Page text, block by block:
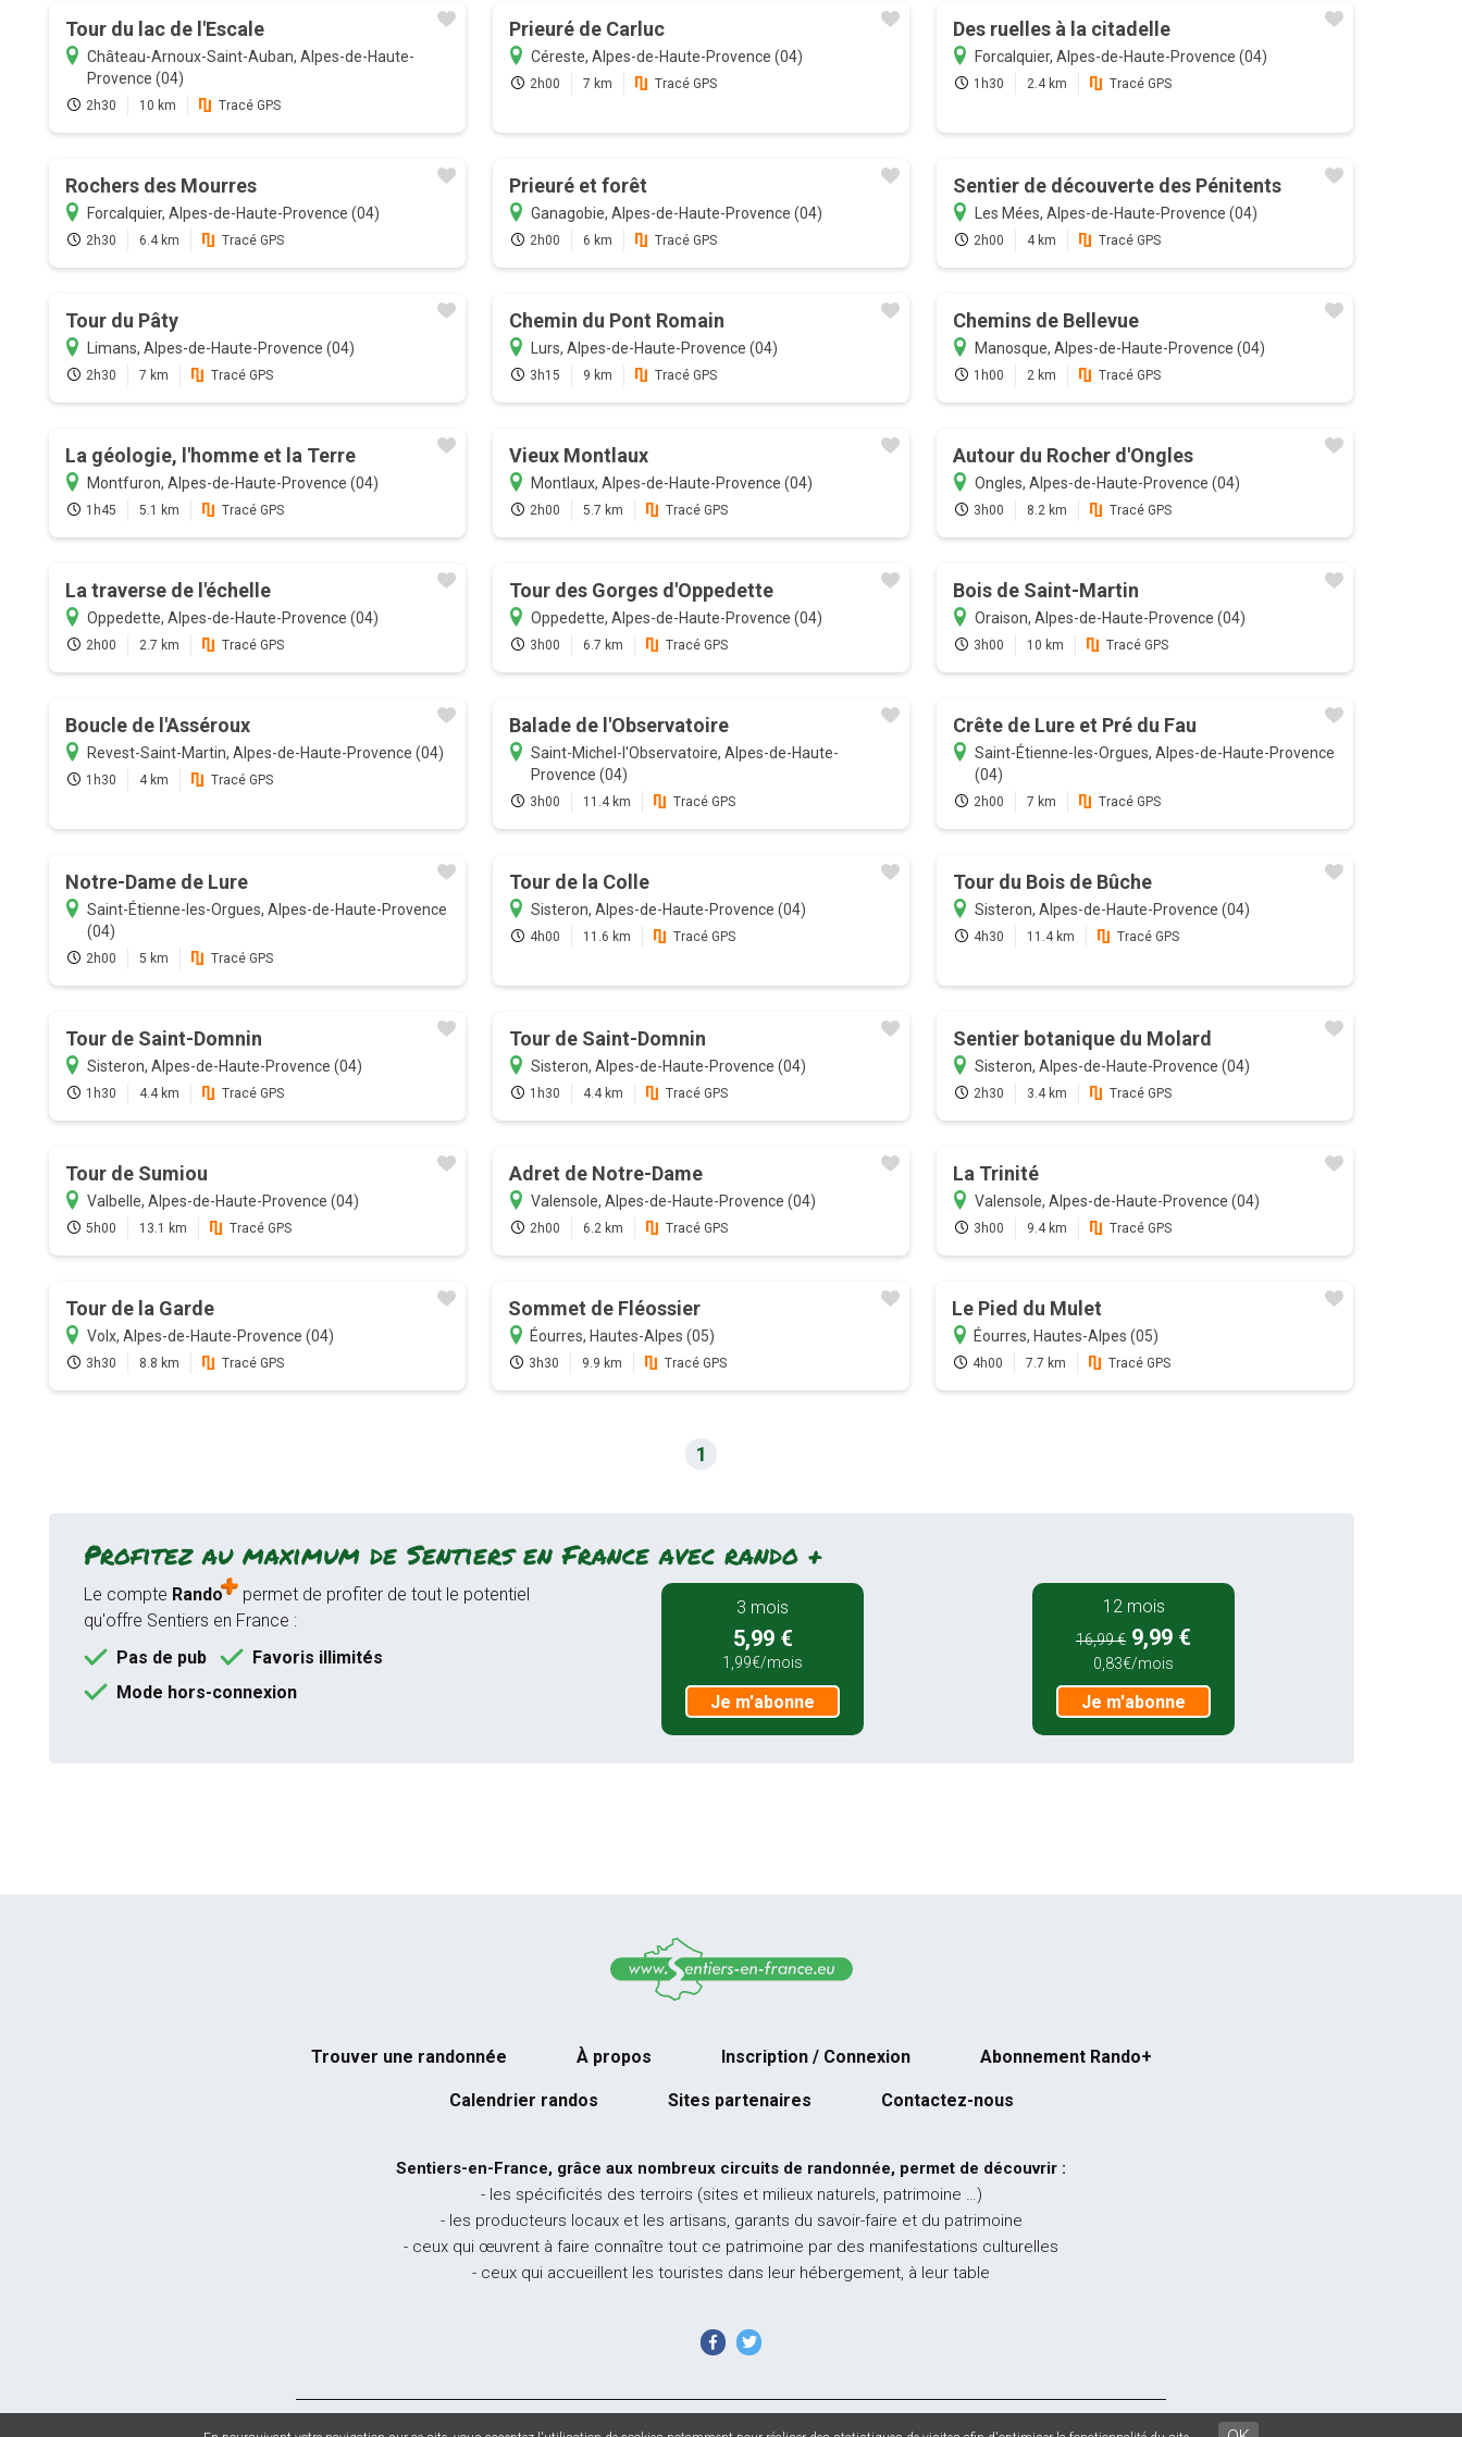
Tour du lac de l'Escale
Château-Arnoux-Saint-Auban, Alpes-de-Haute-
Provence (04)
2h30 10 km Tracé GPS
Prieuré de Carluc
Céreste, Alpes-de-Haute-Provence (04)
2h00 7 km Tracé GPS
Des ruelles à la citadelle
Forcalquier, Alpes-de-Haute-Provence (04)
1h30 2.4 km Tracé GPS
Rochers des Mourres
Forcalquier, Alpes-de-Haute-Provence (04)
2h30 6.4 km Tracé GPS
Prieuré et forêt
Ganagobie, Alpes-de-Haute-Provence (04)
2h00 6 km Tracé GPS
Sentier de découverte des Pénitents
Les Mées, Alpes-de-Haute-Provence (04)
2h00 4 km Tracé GPS
Tour du Pâty
Limans, Alpes-de-Haute-Provence (04)
2h30 7 km Tracé GPS
Chemin du Pont Romain
Lurs, Alpes-de-Haute-Provence (04)
3h15 9 km Tracé GPS
Chemins de Bellevue
Manosque, Alpes-de-Haute-Provence (04)
1h00 2 km Tracé GPS
La géologie, l'homme et la Terre
Montfuron, Alpes-de-Haute-Provence (04)
1h45 5.1 km Tracé GPS
Vieux Montlaux
Montlaux, Alpes-de-Haute-Provence (04)
2h00 5.7 km Tracé GPS
Autour du Rocher d'Ongles
Ongles, Alpes-de-Haute-Provence (04)
3h00 8.2 km Tracé GPS
La traverse de l'échelle
Oppedette, Alpes-de-Haute-Provence (04)
2h00 2.7 km Tracé GPS
Tour des Gorges d'Oppedette
Oppedette, Alpes-de-Haute-Provence (04)
3h00 6.7 km Tracé GPS
Bois de Saint-Martin
Oraison, Alpes-de-Haute-Provence (04)
3h00 10 km Tracé GPS
Boucle de l'Asséroux
Revest-Saint-Martin, Alpes-de-Haute-Provence (04)
1h30 4 km Tracé GPS
Balade de l'Observatoire
Saint-Michel-l'Observatoire, Alpes-de-Haute-
Provence (04)
3h00 11.4 km Tracé GPS
Crête de Lure et Pré du Fau
Saint-Étienne-les-Orgues, Alpes-de-Haute-Provence
(04)
2h00 7 km Tracé GPS
Notre-Dame de Lure
Saint-Étienne-les-Orgues, Alpes-de-Haute-Provence
(04)
2h00 5 km Tracé GPS
Tour de la Colle
Sisteron, Alpes-de-Haute-Provence (04)
4h00 11.6 km Tracé GPS
Tour du Bois de Bûche
Sisteron, Alpes-de-Haute-Provence (04)
4h30 11.4 km Tracé GPS
Tour de Saint-Domnin
Sisteron, Alpes-de-Haute-Provence (04)
1h30 4.4 km Tracé GPS
Tour de Saint-Domnin
Sisteron, Alpes-de-Haute-Provence (04)
1h30 4.4 km Tracé GPS
Sentier botanique du Molard
Sisteron, Alpes-de-Haute-Provence (04)
2h30 3.4 km Tracé GPS
Tour de Sumiou
Valbelle, Alpes-de-Haute-Provence (04)
5h00 13.1 km Tracé GPS
Adret de Notre-Dame
Valensole, Alpes-de-Haute-Provence (04)
2h00 6.2 km Tracé GPS
La Trinité
Valensole, Alpes-de-Haute-Provence (04)
3h00 9.4 km Tracé GPS
Tour de la Garde
Volx, Alpes-de-Haute-Provence (04)
3h30 8.8 km Tracé GPS
Sommet de Fléossier
Éourres, Hautes-Alpes (05)
3h30 9.9 km Tracé GPS
Le Pied du Mulet
Éourres, Hautes-Alpes (05)
4h00 7.7 km Tracé GPS
1
Profitez au maximum de Sentiers en France avec rando +
Le compte Rando
permet de profiter de tout le potentiel
qu'offre Sentiers en France :
Pas de pub
Favoris illimités
Mode hors-connexion
3 mois
5,99 €
1,99€/mois
Je m'abonne
12 mois
16,99 € 9,99 €
0,83€/mois
Je m'abonne
Trouver une randonnée À propos Inscription / Connexion Abonnement Rando+
Calendrier randos Sites partenaires Contactez-nous
Sentiers-en-France, grâce aux nombreux circuits de randonnée, permet de découvrir :
- les spécificités des terroirs (sites et milieux naturels, patrimoine …)
- les producteurs locaux et les artisans, garants du savoir-faire et du patrimoine
- ceux qui œuvrent à faire connaître tout ce patrimoine par des manifestations culturelles
- ceux qui accueillent les touristes dans leur hébergement, à leur table
© 2026 Sentiers en France - Tous droits réservés - Photos non contractuelles - Mentions légales - CGV